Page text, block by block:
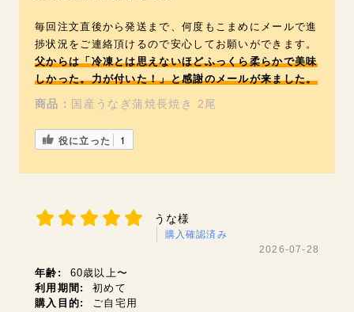
毎回注文直後から発送まで、何度もこまめにメールで進
捗状況をご連絡頂けるので安心してお願いができます。
父からは「冷凍とは思えないほどふっくら柔らかで美味
しかった。力が付いた！」と感謝のメールが来ました。
商品： 国産うなぎ蒲焼長焼き 2尾
役に立った 1
うな様
購入確認済み
2026-07-28
年齢:
60歳以上〜
利用期間:
初めて
購入目的:
ご自宅用